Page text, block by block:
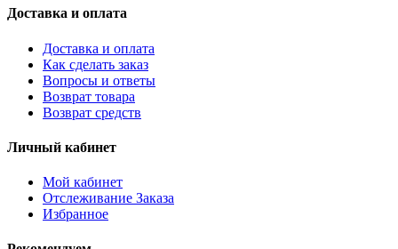
Доставка и оплата
Доставка и оплата
Как сделать заказ
Вопросы и ответы
Возврат товара
Возврат средств
Личный кабинет
Мой кабинет
Отслеживание Заказа
Избранное